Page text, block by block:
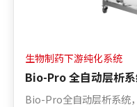
生物制药下游纯化系统
Bio-Pro 全自动层析
Bio-Pro全自动层析系统